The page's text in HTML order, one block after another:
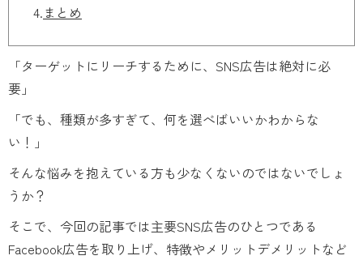
4.まとめ
「ターゲットにリーチするために、SNS広告は絶対に必
要」
「でも、種類が多すぎて、何を選べばいいかわからな
い！」
そんな悩みを抱えている方も少なくないのではないでしょ
うか？
そこで、今回の記事では主要SNS広告のひとつである
Facebook広告を取り上げ、特徴やメリットデメリットなど